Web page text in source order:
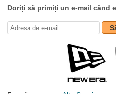
Doriți să primiți un e-mail când